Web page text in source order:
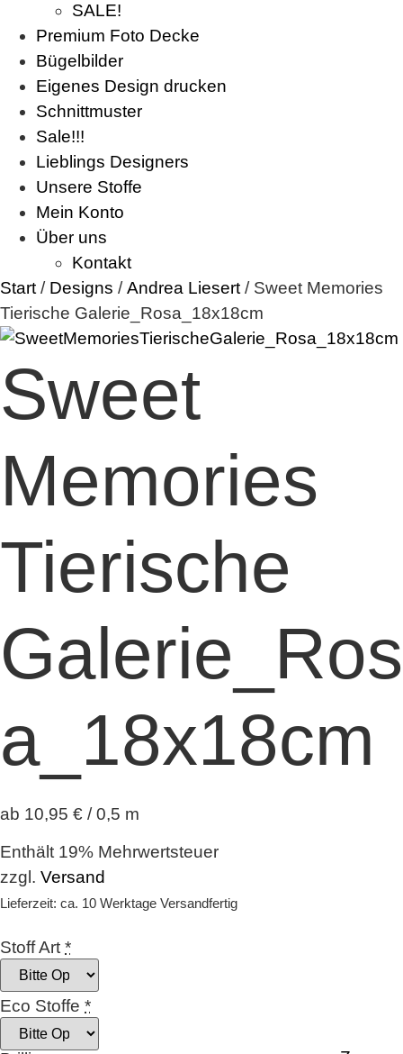
SALE!
Premium Foto Decke
Bügelbilder
Eigenes Design drucken
Schnittmuster
Sale!!!
Lieblings Designers
Unsere Stoffe
Mein Konto
Über uns
Kontakt
Start / Designs /Andrea Liesert / Sweet Memories
Tierische Galerie_Rosa_18x18cm
Sweet
Memories
Tierische
Galerie_Ros
a_18x18cm
ab 10,95 € / 0,5 m
Enthält 19% Mehrwertsteuer
zzgl. Versand
Lieferzeit: ca. 10 Werktage Versandfertig
Stoff Art *
Eco Stoffe *